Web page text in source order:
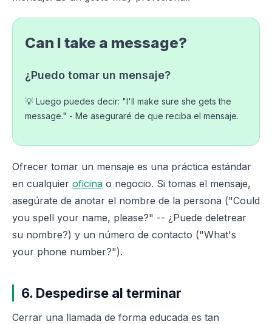
Can I take a message?
¿Puedo tomar un mensaje?
💡 Luego puedes decir: "I'll make sure she gets the
message." - Me aseguraré de que reciba el mensaje.
Ofrecer tomar un mensaje es una práctica estándar
en cualquier oficina o negocio. Si tomas el mensaje,
asegúrate de anotar el nombre de la persona ("Could
you spell your name, please?" -- ¿Puede deletrear
su nombre?) y un número de contacto ("What's
your phone number?").
6. Despedirse al terminar
Cerrar una llamada de forma educada es tan